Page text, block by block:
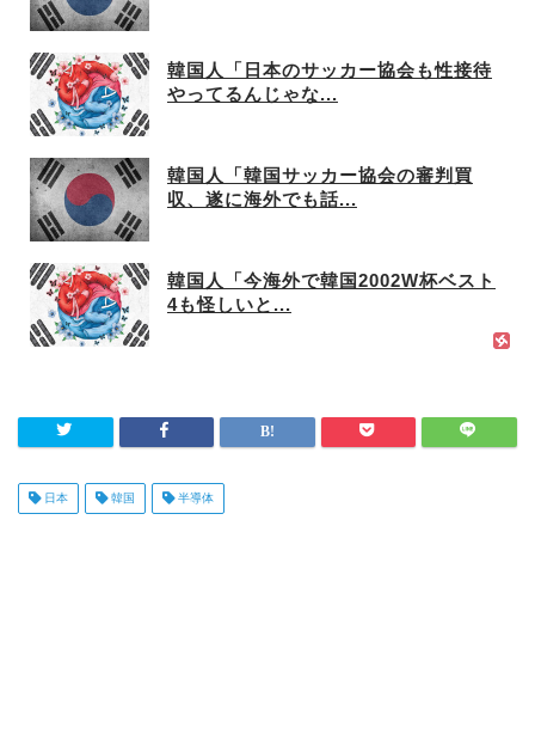
韓国人「日本のサッカー協会も性接待
やってるんじゃな...
韓国人「韓国サッカー協会の審判買
収、遂に海外でも話...
韓国人「今海外で韓国2002W杯ベスト
4も怪しいと...
日本 韓国 半導体